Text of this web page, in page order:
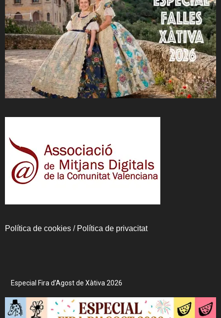
Política de cookies / Política de privacitat
Especial Fira d’Agost de Xàtiva 2026